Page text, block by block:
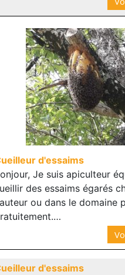
d'essaims
Je suis apiculteur
des essaims égarés
ou dans le domaine
d'essaims